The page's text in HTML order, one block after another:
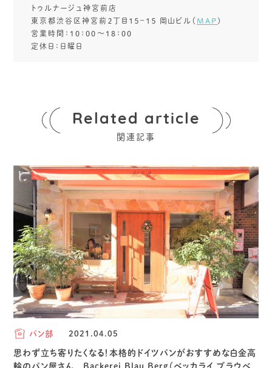
トゥルナージュ神宮前店
東京都渋谷区神宮前２丁目１５−１５ 岡山ビル（ MAP )
営業時間：10：00～18：00
定休日：日曜日
Related article
関連記事
パン部 2021.04.05
思わず立ち寄りたくなる！本格的ドイツパンがおすすめな白金高